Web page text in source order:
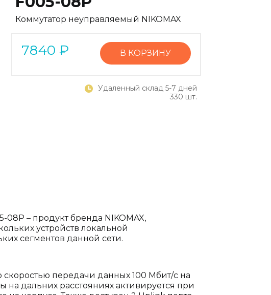
Коммутатор неуправляемый NIKOMAX
7840 ₽ В КОРЗИНУ
Удаленный склад 5-7 дней
330 шт.
– продукт бренда NIKOMAX,
устройств локальной
сегментов данной сети.
передачи данных 100 Мбит/c на
дальних расстояниях активируется при